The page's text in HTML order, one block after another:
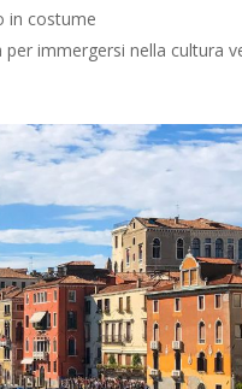
in costume
per immergersi nella cultura